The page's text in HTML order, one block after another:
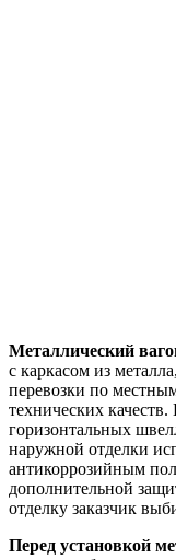
Металлический
с каркасом из
перевозки по
технических качеств.
горизонтальных
наружной отделки
антикоррозийным
дополнительной
отделку заказчик
Перед установкой